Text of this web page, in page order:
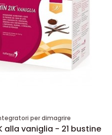
per dimagrire
alla vaniglia - 21 bustine